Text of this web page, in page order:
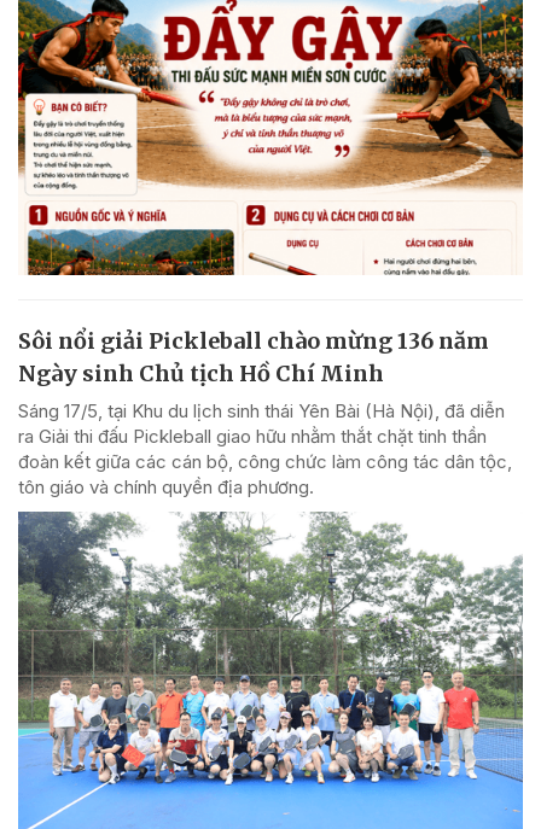
Sôi nổi giải Pickleball chào mừng 136 năm
Ngày sinh Chủ tịch Hồ Chí Minh
Sáng 17/5, tại Khu du lịch sinh thái Yên Bài (Hà Nội), đã diễn
ra Giải thi đấu Pickleball giao hữu nhằm thắt chặt tinh thần
đoàn kết giữa các cán bộ, công chức làm công tác dân tộc,
tôn giáo và chính quyền địa phương.